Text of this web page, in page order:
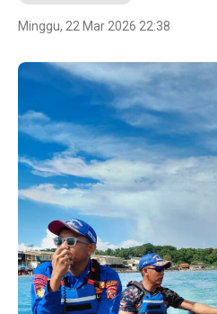
Minggu, 22 Mar 2026 22:38